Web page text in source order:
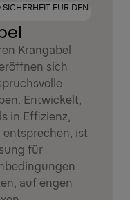
FÜR DEN
Krangabel
eröffnen sich
Entwickelt,
in Effizienz,
entsprechen, ist
für
auf engen